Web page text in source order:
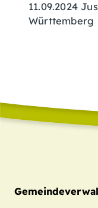
11.09.2024
Württemberg